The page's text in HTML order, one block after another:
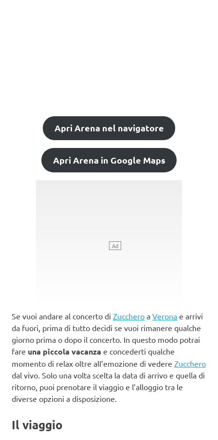
Apri Arena nel navigatore
Apri Arena in Google Maps
Se vuoi andare al concerto di Zucchero a Verona e arrivi
da fuori, prima di tutto decidi se vuoi rimanere qualche
giorno prima o dopo il concerto. In questo modo potrai
fare una piccola vacanza e concederti qualche
momento di relax oltre all’emozione di vedere Zucchero
dal vivo. Solo una volta scelta la data di arrivo e quella di
ritorno, puoi prenotare il viaggio e l’alloggio tra le
diverse opzioni a disposizione.
Il viaggio